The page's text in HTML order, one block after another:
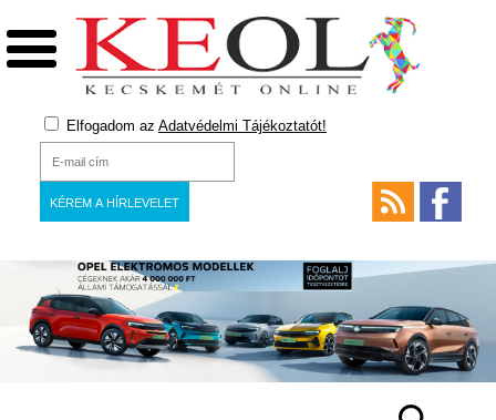
Elfogadom az Adatvédelmi Tájékoztatót!